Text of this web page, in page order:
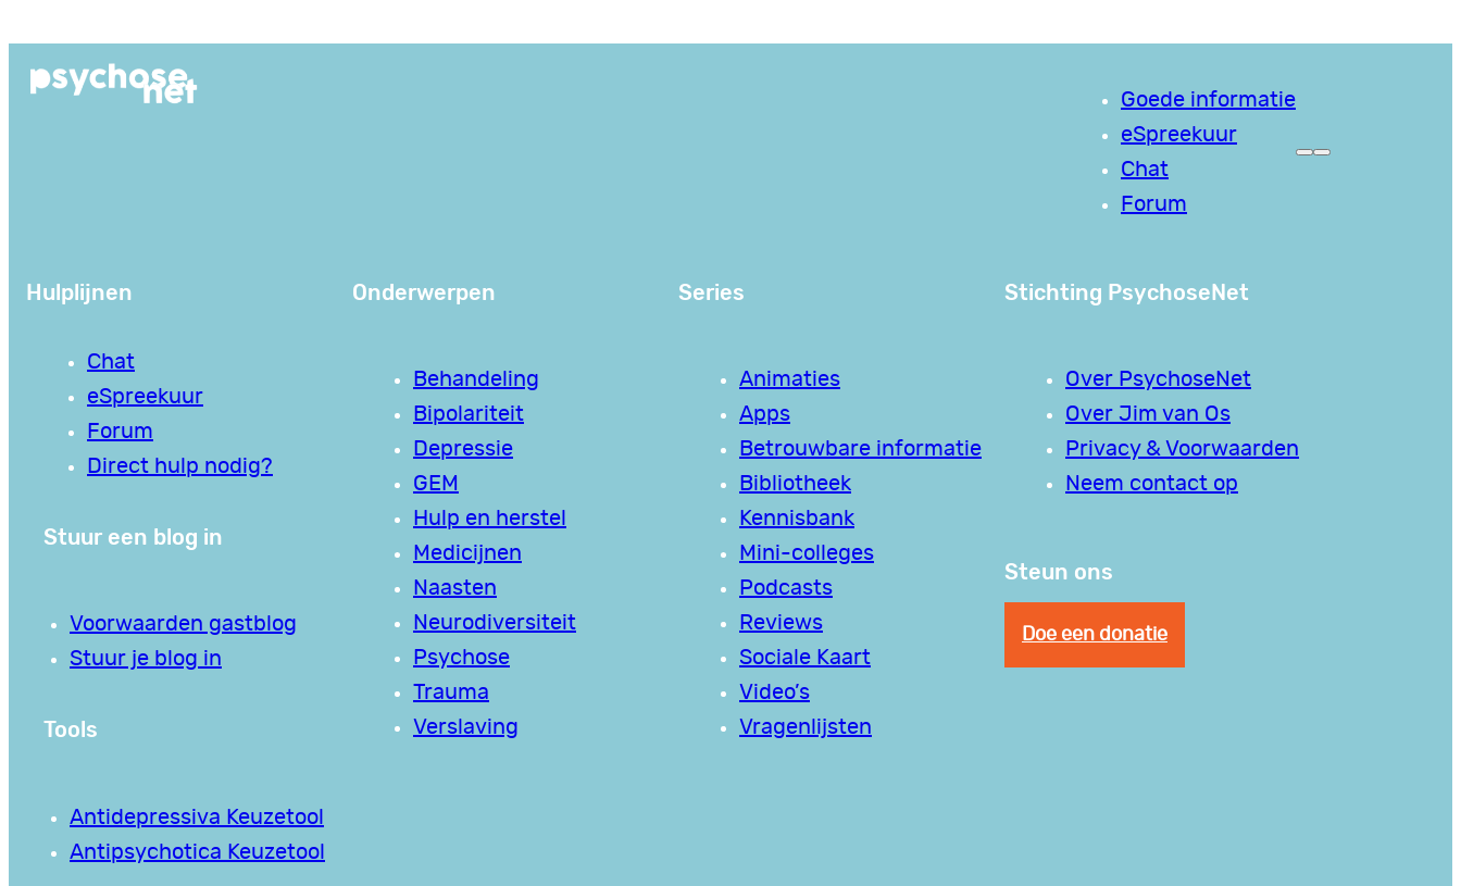
de
Goede informatie
eSpreekuur
Chat
Forum
Hulplijnen
Chat
eSpreekuur
Forum
Direct hulp nodig?
Stuur een blog in
Voorwaarden gastblog
Stuur je blog in
Tools
Antidepressiva Keuzetool
Antipsychotica Keuzetool
Onderwerpen
Behandeling
Bipolariteit
Depressie
GEM
Hulp en herstel
Medicijnen
Naasten
Neurodiversiteit
Psychose
Trauma
Verslaving
Series
Animaties
Apps
Betrouwbare informatie
Bibliotheek
Kennisbank
Mini-colleges
Podcasts
Reviews
Sociale Kaart
Video’s
Vragenlijsten
Stichting PsychoseNet
Over PsychoseNet
Over Jim van Os
Privacy & Voorwaarden
Neem contact op
Steun ons
Doe een donatie